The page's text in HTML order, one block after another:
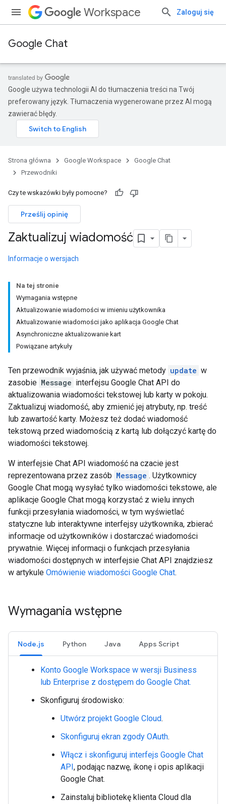
Workspace Zaloguj się
Google Chat
Google używa technologii AI do tłumaczenia treści na Twój
preferowany język. Tłumaczenia wygenerowane przez AI mogą
zawierać błędy.
Strona główna Google Workspace
Google Chat
Przewodniki
Czy te wskazówki były pomocne?
Prześlij opinię
Zaktualizuj wiadomość
Informacje o wersjach
Na tej stronie
Wymagania wstępne
Aktualizowanie wiadomości w imieniu użytkownika
Aktualizowanie wiadomości jako aplikacja Google Chat
Asynchroniczne aktualizowanie kart
Powiązane artykuły
Ten przewodnik wyjaśnia, jak używać metody update w
zasobie Message interfejsu Google Chat API do
aktualizowania wiadomości tekstowej lub karty w pokoju.
Zaktualizuj wiadomość, aby zmienić jej atrybuty, np. treść
lub zawartość karty. Możesz też dodać wiadomość
tekstową przed wiadomością z kartą lub dołączyć kartę do
wiadomości tekstowej.
W interfejsie Chat API wiadomość na czacie jest
reprezentowana przez zasób Message . Użytkownicy
Google Chat mogą wysyłać tylko wiadomości tekstowe, ale
aplikacje Google Chat mogą korzystać z wielu innych
funkcji przesyłania wiadomości, w tym wyświetlać
statyczne lub interaktywne interfejsy użytkownika, zbierać
informacje od użytkowników i dostarczać wiadomości
prywatnie. Więcej informacji o funkcjach przesyłania
wiadomości dostępnych w interfejsie Chat API znajdziesz
w artykule Omówienie wiadomości Google Chat.
Wymagania wstępne
Node.js Python Java Apps Script
Konto Google Workspace w wersji Business
lub Enterprise z dostępem do Google Chat.
Skonfiguruj środowisko:
Utwórz projekt Google Cloud.
Skonfiguruj ekran zgody OAuth.
Włącz i skonfiguruj interfejs Google Chat
API, podając nazwę, ikonę i opis aplikacji
Google Chat.
Zainstaluj bibliotekę klienta Cloud dla